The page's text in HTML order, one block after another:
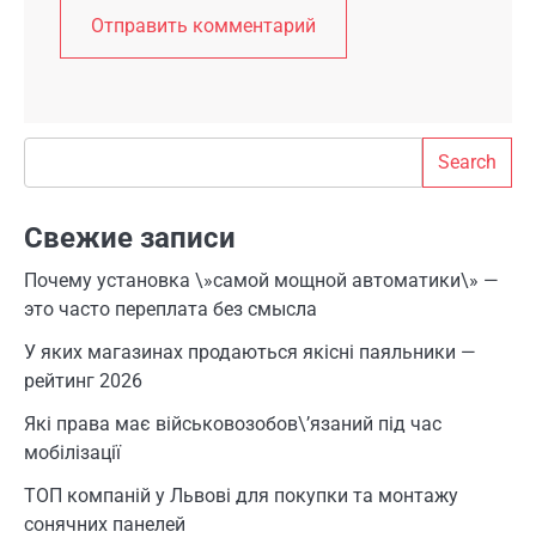
Search
Свежие записи
Почему установка \»самой мощной автоматики\» —
это часто переплата без смысла
У яких магазинах продаються якісні паяльники —
рейтинг 2026
Які права має військовозобов\’язаний під час
мобілізації
ТОП компаній у Львові для покупки та монтажу
сонячних панелей